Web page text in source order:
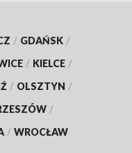
/ GDAŃSK /
/ KIELCE /
/ OLSZTYN /
/
/ WROCŁAW